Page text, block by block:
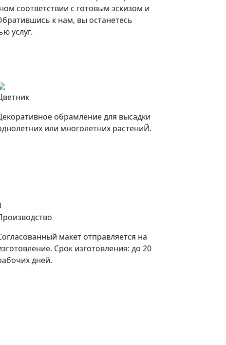
соответствии с готовым эскизом и
к нам, вы останетесь
услуг.
обрамление для высадки
или многолетних растениЙ.
макет отправляется на
Срок изготовления: до 20
дней.